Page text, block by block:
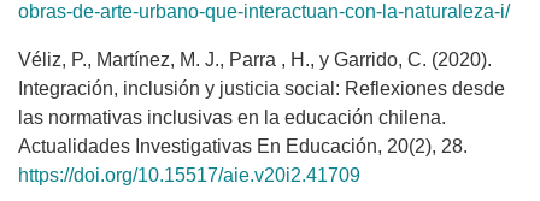
obras-de-arte-urbano-que-interactuan-con-la-naturaleza-i/
Véliz, P., Martínez, M. J., Parra , H., y Garrido, C. (2020).
Integración, inclusión y justicia social: Reflexiones desde
las normativas inclusivas en la educación chilena.
Actualidades Investigativas En Educación, 20(2), 28.
https://doi.org/10.15517/aie.v20i2.41709